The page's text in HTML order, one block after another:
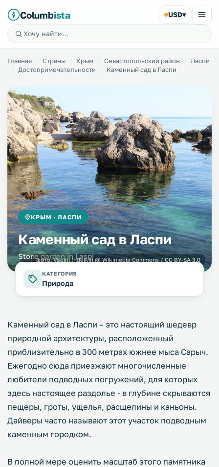
Columbista USD▾
Главная Страны Крым Севастопольский район
Ласпи
Достопримечательности
Каменный сад в Ласпи
КРЫМ · ЛАСПИ
Каменный сад в Ласпи
Stone garden in Laspi
фото:Vadim Indeikin @ Wikimedia Commons / CC BY-SA 3.0
КАТЕГОРИЯ
Природа
Каменный сад в Ласпи – это настоящий шедевр
природной архитектуры, расположенный
приблизительно в 300 метрах южнее мыса Сарыч.
Ежегодно сюда приезжают многочисленные
любители подводных погружений, для которых
здесь настоящее раздолье - в глубине скрываются
пещеры, гроты, ущелья, расщелины и каньоны.
Дайверы часто называют этот участок подводным
каменным городком.
В полной мере оценить масштаб этого памятника